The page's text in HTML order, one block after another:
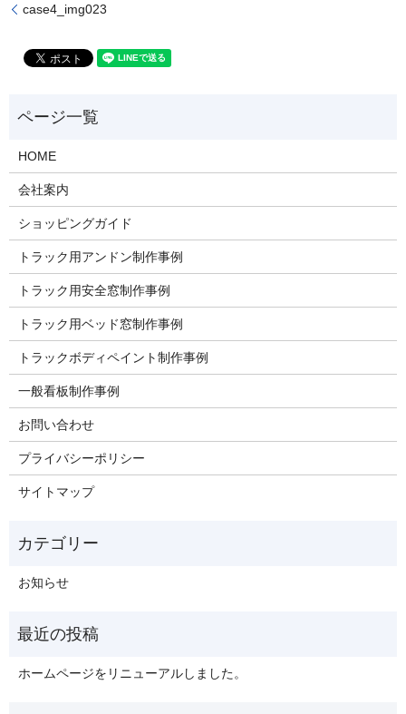
case4_img023
HOME
会社案内
ショッピングガイド
トラック用アンドン制作事例
トラック用安全窓制作事例
トラック用ベッド窓制作事例
トラックボディペイント制作事例
一般看板制作事例
お問い合わせ
プライバシーポリシー
サイトマップ
お知らせ
ホームページをリニューアルしました。